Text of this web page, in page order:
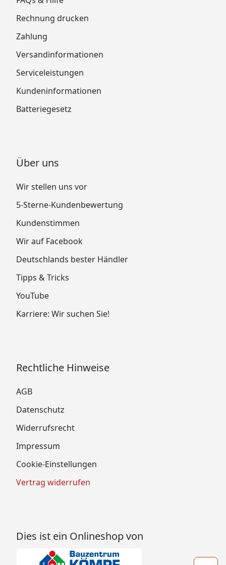
Rechnung drucken
Zahlung
Versandinformationen
Serviceleistungen
Kundeninformationen
Batteriegesetz
Über uns
Wir stellen uns vor
5-Sterne-Kundenbewertung
Kundenstimmen
Wir auf Facebook
Deutschlands bester Händler
Tipps & Tricks
YouTube
Karriere: Wir suchen Sie!
Rechtliche Hinweise
AGB
Datenschutz
Widerrufsrecht
Impressum
Cookie-Einstellungen
Vertrag widerrufen
Dies ist ein Onlineshop von